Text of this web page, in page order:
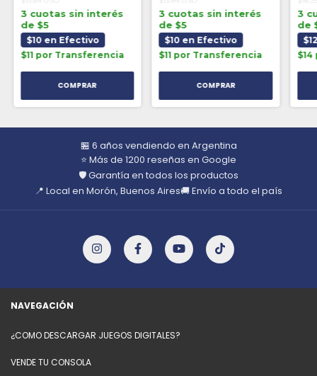
3 cuotas sin interés
de $5
$10 en Efectivo
$11 por Transferencia
3 cuotas sin interés
de $5
$10 en Efectivo
$11 por Transferencia
3
de
🏪 6 años vendiendo en Argentina
⭐ Más de 1200 reseñas en Google
🛡️ Garantía en todos los productos
📍 Local en Morón, Buenos Aires🚚 Envío a todo el país
NAVEGACIÓN
¿COMO DESCARGAR JUEGOS DIGITALES?
VENDE TU CONSOLA